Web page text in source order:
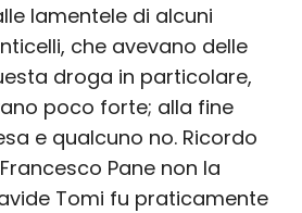
lamentele di alcuni
che avevano delle
droga in particolare,
poco forte; alla fine
e qualcuno no. Ricordo
Pane non la
Tomi fu praticamente